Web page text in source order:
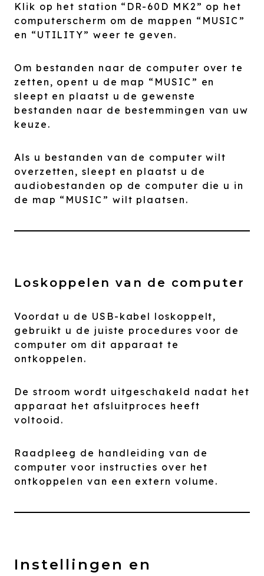
Klik op het station “DR-60D MK2” op het
computerscherm om de mappen “MUSIC”
en “UTILITY” weer te geven.
Om bestanden naar de computer over te
zetten, opent u de map “MUSIC” en
sleept en plaatst u de gewenste
bestanden naar de bestemmingen van uw
keuze.
Als u bestanden van de computer wilt
overzetten, sleept en plaatst u de
audiobestanden op de computer die u in
de map “MUSIC” wilt plaatsen.
Loskoppelen van de computer
Voordat u de USB-kabel loskoppelt,
gebruikt u de juiste procedures voor de
computer om dit apparaat te
ontkoppelen.
De stroom wordt uitgeschakeld nadat het
apparaat het afsluitproces heeft
voltooid.
Raadpleeg de handleiding van de
computer voor instructies over het
ontkoppelen van een extern volume.
Instellingen en